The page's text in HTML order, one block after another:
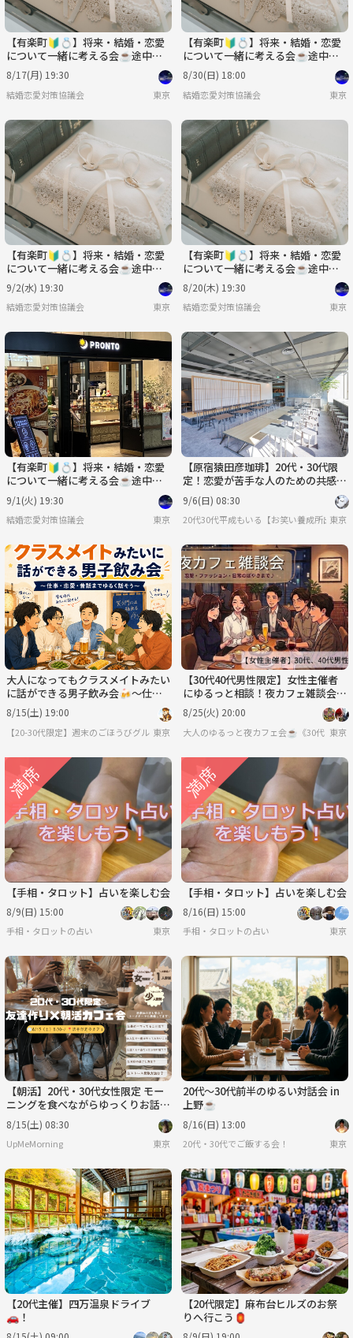
【有楽町🔰💍】将来・結婚・恋愛
について一緒に考える会☕️途中参
加可♪20代〜40代✨
8/17(月) 19:30
結婚恋愛対策協議会 東京
【有楽町🔰💍】将来・結婚・恋愛
について一緒に考える会☕️途中参
加可♪20代〜40代✨
8/30(日) 18:00
結婚恋愛対策協議会 東京
【有楽町🔰💍】将来・結婚・恋愛
について一緒に考える会☕️途中参
加可♪20代〜40代✨
9/2(水) 19:30
結婚恋愛対策協議会 東京
【有楽町🔰💍】将来・結婚・恋愛
について一緒に考える会☕️途中参
加可♪20代〜40代✨
8/20(木) 19:30
結婚恋愛対策協議会 東京
【有楽町🔰💍】将来・結婚・恋愛
について一緒に考える会☕️途中参
加可♪20代〜40代✨
9/1(火) 19:30
結婚恋愛対策協議会 東京
【原宿猿田彦珈琲】20代・30代限
定！恋愛が苦手な人のための共感カ
フェトーク会・席移動自由で友達も
できる朝活✨
9/6(日) 08:30
20代30代平成もいる【お笑い養成所出身
東京
大人になってもクラスメイトみたい
に話ができる男子飲み会🍻〜仕
事・恋愛・昔話までゆるく話そう〜
8/15(土) 19:00
【20-30代限定】週末のごほうびグルメ会 🌿
東京
【30代40代男性限定】女性主催者
にゆるっと相談！夜カフェ雑談会
（恋愛・見た目・日常のぼやきま
で）
8/25(火) 20:00
大人のゆるっと夜カフェ会☕️《30代・40
東京
【手相・タロット】占いを楽しむ会
8/9(日) 15:00
手相・タロットの占い 東京
【手相・タロット】占いを楽しむ会
8/16(日) 15:00
手相・タロットの占い 東京
【朝活】20代・30代女性限定 モー
ニングを食べながらゆっくりお話し
しましょう〜！🌿☕️
8/15(土) 08:30
UpMeMorning 東京
20代〜30代前半のゆるい対話会 in
上野☕
8/16(日) 13:00
20代・30代でご飯する会！ 東京
【20代主催】四万温泉ドライブ
🚗！
【20代限定】麻布台ヒルズのお祭
りへ行こう🏮